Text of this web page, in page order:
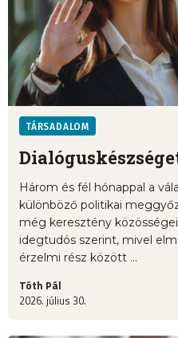
TÁRSADALOM
Három és fél hónappal a
különböző politikai
még keresztény
idegtudós szerint, mivel
érzelmi rész között ...
Tóth Pál
2026. július 30.